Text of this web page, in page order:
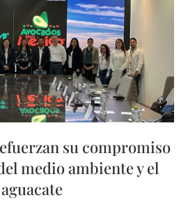
su compromiso
medio ambiente y el
aguacate